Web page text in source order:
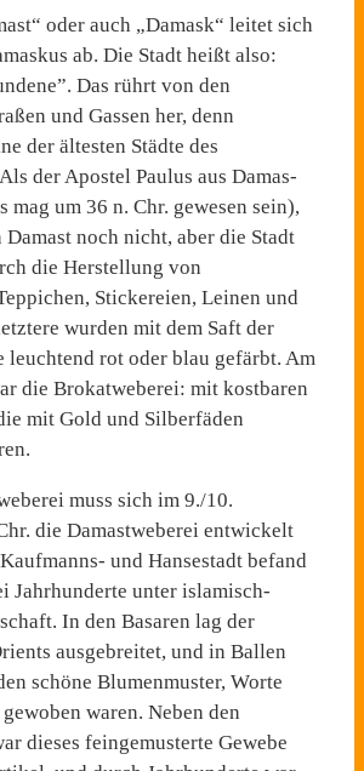
oder auch „Damask“ leitet sich
ab. Die Stadt heißt also:
Das rührt von den
und Gassen her, denn
der ältesten Städte des
der Apostel Paulus aus Damas­
mag um 36 n. Chr. gewesen sein),
Damast noch nicht, aber die Stadt
die Herstellung von
Stickereien, Leinen ­und
wur­den mit dem Saft der
leuchtend rot oder blau gefärbt. Am
die Brokatweberei: mit kostba­ren
mit Gold ­und Silberfäden
muss sich im 9./10.
die Damastweberei entwi­ckelt
und Hansestadt befand
Jahrhunderte unter islamisch-
In den Basaren lag der
ausgebrei­tet, und in Ballen
schöne Blumenmuster, Worte
waren. Neben den
dieses feingemusterte Ge­webe